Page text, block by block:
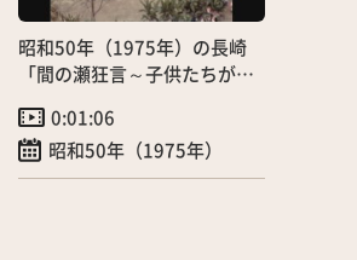
昭和50年（1975年）の長崎
「間の瀬狂言～子供たちが伝
0:01:06
昭和50年（1975年）